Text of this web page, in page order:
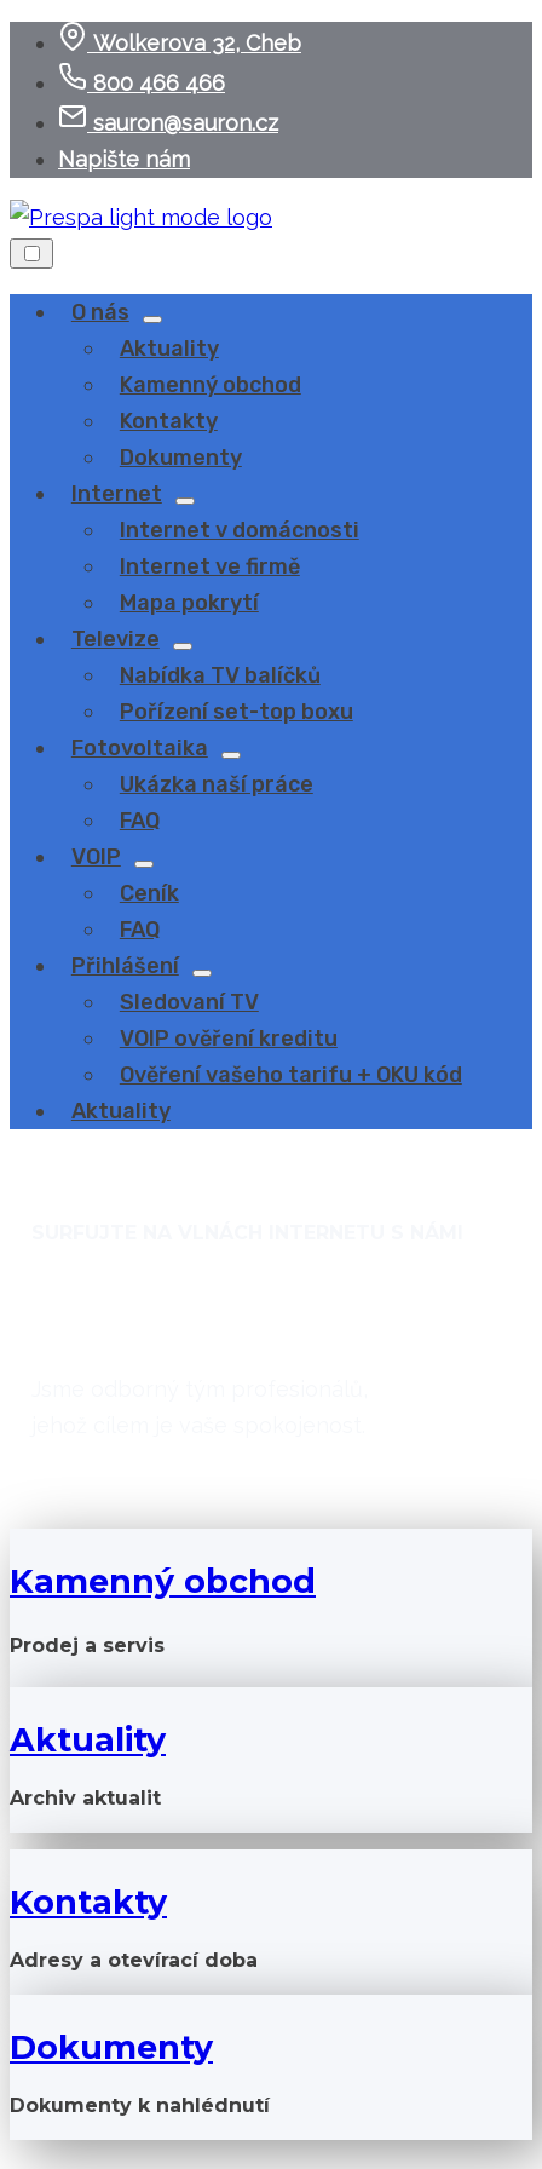
Skip
content
Wolkerova 32, Cheb
800 466 466
sauron@sauron.cz
Napište nám
O nás
Show
sub
menu
Aktuality
Kamenný obchod
Kontakty
Dokumenty
Internet
Show
sub
menu
Internet v domácnosti
Internet ve firmě
Mapa pokrytí
Televize
Show
sub
menu
Nabídka TV balíčků
Pořízení set-top boxu
Fotovoltaika
Show
sub
menu
Ukázka naší práce
FAQ
VOIP
Show
sub
menu
Ceník
FAQ
Přihlášení
Show
sub
menu
Sledovaní TV
VOIP ověření kreditu
Ověření vašeho tarifu + OKU kód
Aktuality
Kamenný obchod
Prodej a servis
Aktuality
Archiv aktualit
Kontakty
Adresy a otevírací doba
Dokumenty
Dokumenty k nahlédnutí